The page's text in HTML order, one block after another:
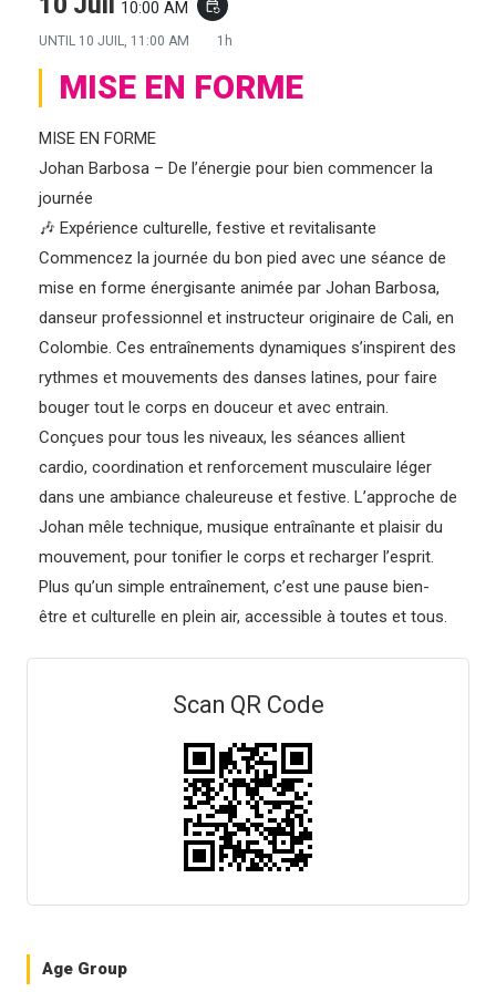
10:00 AM event_repeat
UNTIL 10 JUIL, 11:00 AM 1h
MISE EN FORME
MISE EN FORME
Johan Barbosa – De l’énergie pour bien commencer la
journée
🎶 Expérience culturelle, festive et revitalisante
Commencez la journée du bon pied avec une séance de
mise en forme énergisante animée par Johan Barbosa,
danseur professionnel et instructeur originaire de Cali, en
Colombie. Ces entraînements dynamiques s’inspirent des
rythmes et mouvements des danses latines, pour faire
bouger tout le corps en douceur et avec entrain.
Conçues pour tous les niveaux, les séances allient
cardio, coordination et renforcement musculaire léger
dans une ambiance chaleureuse et festive. L’approche de
Johan mêle technique, musique entraînante et plaisir du
mouvement, pour tonifier le corps et recharger l’esprit.
Plus qu’un simple entraînement, c’est une pause bien-
être et culturelle en plein air, accessible à toutes et tous.
Scan QR Code
Age Group